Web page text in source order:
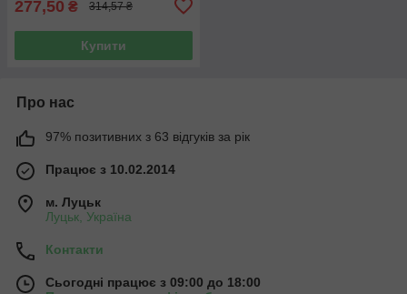
277,50 ₴ 314,57 ₴
Купити
Про нас
97% позитивних з 63 відгуків за рік
Працює з 10.02.2014
м. Луцьк
Луцьк, Україна
Контакти
Сьогодні працює з 09:00 до 18:00